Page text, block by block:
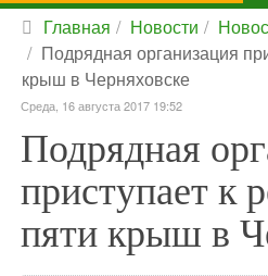
Главная Новости
Подрядная организация
крыш в Черняховске
Среда, 16 августа 2017 19:52
Подрядная
приступает к
пяти крыш в